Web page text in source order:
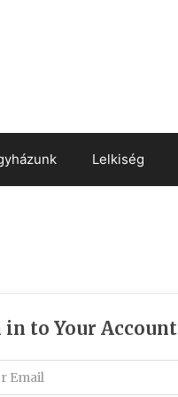
Lelkiség
in to Your Account